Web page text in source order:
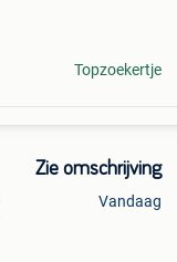
Topzoekertje
Zie omschrijving
Vandaag